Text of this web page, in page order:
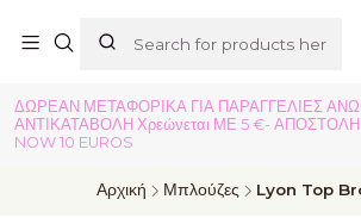
ΔΩΡΕΑΝ ΜΕΤΑΦΟΡΙΚΑ ΓΙΑ ΠΑΡΑΓΓΕΛΙΕΣ ΑΝΩ
ΑΝΤΙΚΑΤΑΒΟΛΗ Χρεώνεται ΜΕ 5 €-
NOW 10 EUROS
Αρχική Μπλούζες Lyon Top